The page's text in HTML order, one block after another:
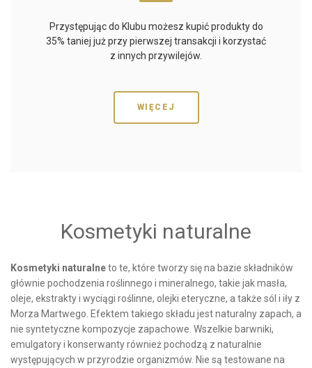
Przystępując do Klubu możesz kupić produkty do
35% taniej już przy pierwszej transakcji i korzystać
z innych przywilejów.
WIĘCEJ
Kosmetyki naturalne
Kosmetyki naturalneto te, które tworzy się na bazie składników
głównie pochodzenia roślinnego i mineralnego, takie jak masła,
oleje, ekstrakty i wyciągi roślinne, olejki eteryczne, a także sól i iły z
Morza Martwego. Efektem takiego składu jest naturalny zapach, a
nie syntetyczne kompozycje zapachowe. Wszelkie barwniki,
emulgatory i konserwanty również pochodzą z naturalnie
występujących w przyrodzie organizmów. Nie są testowane na